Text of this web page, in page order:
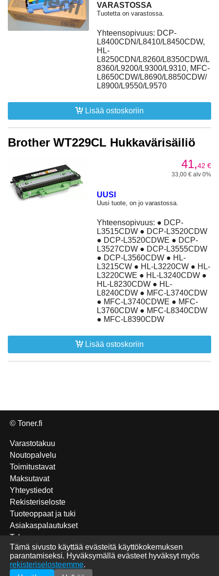
VARASTOSSA
Tuotetta on varastossa.
Yhteensopivuus: DCP-
L8400CDN/L8410/L8450CDW,
HL-
L8250CDN/L8260/L8350CDW/L
8360/L9200/L9300/L9310, MFC-
L8650CDW/L8690/L8850CDW/
L8900/L9550/L9570
Lisää ostoskoriin
Brother WT229CL Hukkavärisäiliö
41,42 €
33,00 € alv 0%
UUSI
Uusi tuote, on jo varastossa.
Yhteensopivuus: ● DCP-
L3515CDW ● DCP-L3520CDW
● DCP-L3520CDWE ● DCP-
L3527CDW ● DCP-L3555CDW
● DCP-L3560CDW ● HL-
L3215CW ● HL-L3220CW ● HL-
L3220CWE ● HL-L3240CDW ●
HL-L8230CDW ● HL-
L8240CDW ● MFC-L3740CDW
● MFC-L3740CDWE ● MFC-
L3760CDW ● MFC-L8340CDW
● MFC-L8390CDW
Lisää ostoskoriin
© Toner.fi
Varastotakuu
Noutopalvelu
Toimitustavat
Maksutavat
Yhteystiedot
Rekisteriseloste
Tuoteoppaat ja tuki
Asiakaspalautukset
Takuu
Edulliset Katun-tuotteet
Tulostettavat sudokut
Briefly in English
Tämä sivusto käyttää evästeitä käyttökokemuksen
parantamiseksi. Hyväksymällä evästeet hyväksyt myös
rekisteriselosteemme.